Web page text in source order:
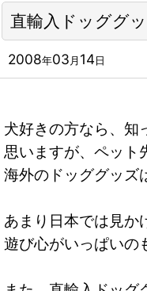
直輸入ドッググ
2008年03 月14日
犬好きの方なら、知
思いますが、ペット
海外のドッググッズ
あまり日本では見か
遊び心がいっぱいの